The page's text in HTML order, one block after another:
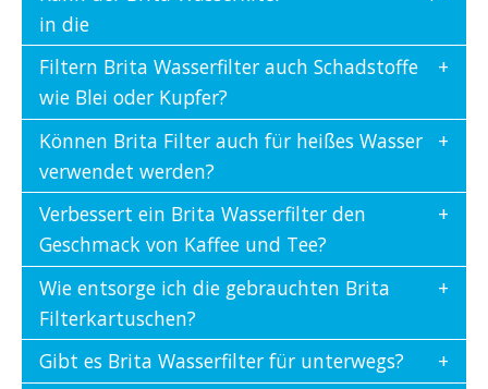
in die
Filtern Brita Wasserfilter auch Schadstoffe
wie Blei oder Kupfer?
Können Brita Filter auch für heißes Wasser
verwendet werden?
Verbessert ein Brita Wasserfilter den
Geschmack von Kaffee und Tee?
Wie entsorge ich die gebrauchten Brita
Filterkartuschen?
Gibt es Brita Wasserfilter für unterwegs?